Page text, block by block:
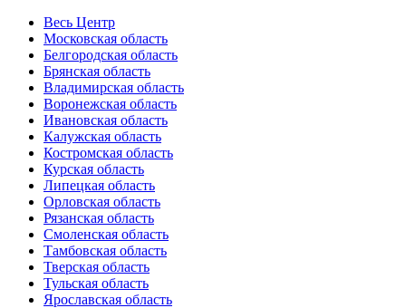
Весь Центр
Московская область
Белгородская область
Брянская область
Владимирская область
Воронежская область
Ивановская область
Калужская область
Костромская область
Курская область
Липецкая область
Орловская область
Рязанская область
Смоленская область
Тамбовская область
Тверская область
Тульская область
Ярославская область